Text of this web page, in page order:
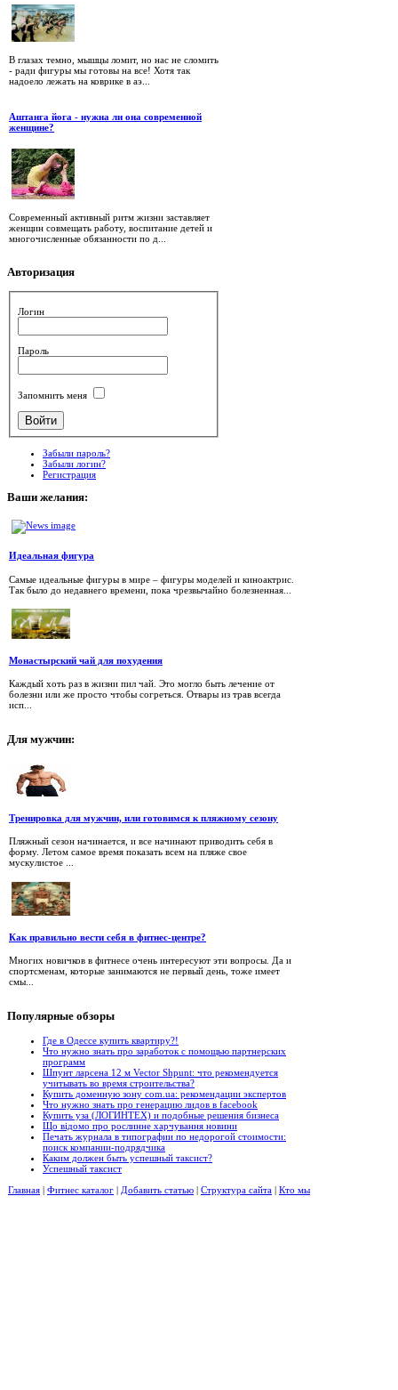
В глазах темно, мышцы ломит, но нас не сломить
- ради фигуры мы готовы на все! Хотя так
надоело лежать на коврике в аэ...
Аштанга йога - нужна ли она современной
женщине?
Современный активный ритм жизни заставляет
женщин совмещать работу, воспитание детей и
многочисленные обязанности по д...
Авторизация
Логин
Пароль
Запомнить меня
Забыли пароль?
Забыли логин?
Регистрация
Ваши желания:
Идеальная фигура
Самые идеальные фигуры в мире – фигуры моделей и киноактрис.
Так было до недавнего времени, пока чрезвычайно болезненная...
Монастырский чай для похудения
Каждый хоть раз в жизни пил чай. Это могло быть лечение от
болезни или же просто чтобы согреться. Отвары из трав всегда
исп...
Для мужчин:
Тренировка для мужчин, или готовимся к пляжному сезону
Пляжный сезон начинается, и все начинают приводить себя в
форму. Летом самое время показать всем на пляже свое
мускулистое ...
Как правильно вести себя в фитнес-центре?
Многих новичков в фитнесе очень интересуют эти вопросы. Да и
спортсменам, которые занимаются не первый день, тоже имеет
смы...
Популярные обзоры
Где в Одессе купить квартиру?!
Что нужно знать про заработок с помощью партнерских
программ
Шпунт ларсена 12 м Vector Shpunt: что рекомендуется
учитывать во время строительства?
Купить доменную зону com.ua: рекомендации экспертов
Что нужно знать про генерацию лидов в facebook
Купить уза (ЛОГИНТЕХ) и подобные решения бизнеса
Що відомо про рослинне харчування новини
Печать журнала в типографии по недорогой стоимости:
поиск компании-подрядчика
Каким должен быть успешный таксист?
Успешный таксист
Главная | Фитнес каталог | Добавить статью | Структура сайта | Кто мы